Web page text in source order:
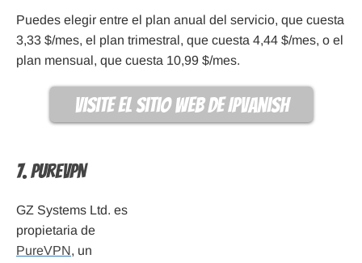
Puedes elegir entre el plan anual del servicio, que cuesta
3,33 $/mes, el plan trimestral, que cuesta 4,44 $/mes, o el
plan mensual, que cuesta 10,99 $/mes.
visite el sitio web de IPVanish
7. PureVPN
GZ Systems Ltd. es
propietaria de
PureVPN, un